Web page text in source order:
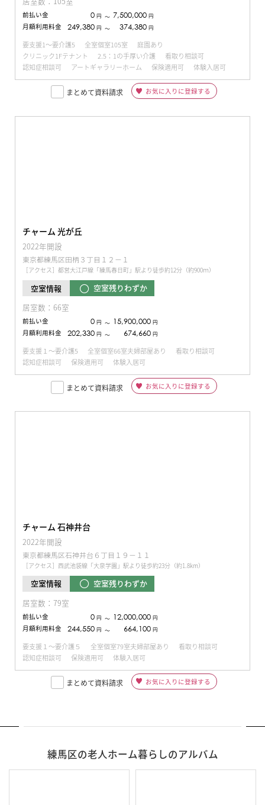
前払い金 0 円 〜 7,500,000 円
月額利用料金 249,380 円 〜 374,380 円
要支援1～要介護5 全室個室105室
庭園あり
クリニック1Fテナント
2.5：1の手厚い介護
看取り相談可
認知症相談可
アートギャラリーホーム 保険適用可 体験入居可
まとめて資料請求 お気に入りに登録する
チャーム 光が丘
2022年開設
東京都練馬区田柄３丁目１２−１
［アクセス］都営大江戸線「練馬春日町」駅より徒歩約12分（約900ｍ）
空室情報
空室残りわずか
居室数：66室
前払い金 0 円 〜 15,900,000 円
月額利用料金 202,330 円 〜 674,660 円
要支援１～要介護5 全室個室66室夫婦部屋あり
看取り相談可
認知症相談可
保険適用可 体験入居可
まとめて資料請求 お気に入りに登録する
チャーム 石神井台
2022年開設
東京都練馬区石神井台６丁目１９−１１
［アクセス］西武池袋線「大泉学園」駅より徒歩約23分（約1.8km）
空室情報
空室残りわずか
居室数：79室
前払い金 0 円 〜 12,000,000 円
月額利用料金 244,550 円 〜 664,100 円
要支援１～要介護５ 全室個室79室夫婦部屋あり
看取り相談可
認知症相談可
保険適用可 体験入居可
まとめて資料請求 お気に入りに登録する
練馬区の老人ホーム暮らしのアルバム